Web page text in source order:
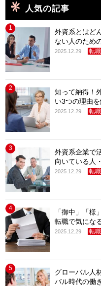
人気の記事
1
外資系とはど
ない人のため
2025.12.29 転
2
知って納得！
い3つの理由を
2025.12.29 転
3
外資系企業で
向いている人
2025.12.29 転
4
「御中」「
転職で気にな
2025.12.29 転
5
グローバル人
バル時代の働